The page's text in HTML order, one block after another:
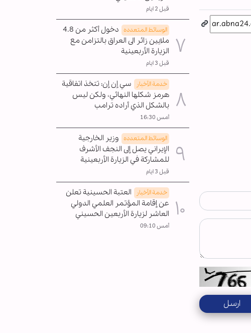
ارسل
قبل 2 ايام
الوسائط المتعدده
دخول أكثر من 4.8
ملايين زائر الى العراق بالتزامن مع
الزيارة الأربعينية
قبل 3 ايام
خدمة الأخبار
سي إن إن: تتخذ اتفاقية
هرمز شكلها النهائي، ولكن ليس
بالشكل الذي أراده ترامب
أمس 16:30
الوسائط المتعدده وزير الخارجية
الإيراني يصل إلى النجف الأشرف
للمشاركة في الزيارة الأربعينية
قبل 3 ايام
خدمة الأخبار
العتبة الحسينية تعلن
عن إقامة المؤتمر العلمي الدولي
العاشر لزيارة الأربعين الحسيني
أمس 09:10